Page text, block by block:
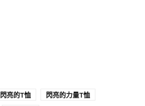
閃亮的T恤
閃亮的力量T恤